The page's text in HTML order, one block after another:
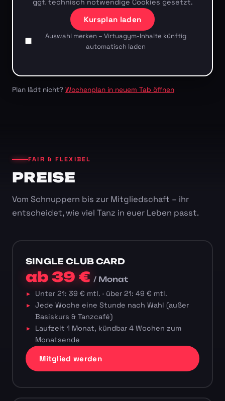
ggf. technisch notwendige Cookies gesetzt.
Kursplan laden
Auswahl merken – Virtuagym-Inhalte künftig
automatisch laden
Plan lädt nicht? Wochenplan in neuem Tab öffnen
FAIR & FLEXIBEL
PREISE
Vom Schnuppern bis zur Mitgliedschaft – ihr
entscheidet, wie viel Tanz in euer Leben passt.
SINGLE CLUB CARD
ab 39 €/ Monat
Unter 21: 39 € mtl. · über 21: 49 € mtl.
Jede Woche eine Stunde nach Wahl (außer
Basiskurs & Tanzcafé)
Laufzeit 1 Monat, kündbar 4 Wochen zum
Monatsende
Mitglied werden